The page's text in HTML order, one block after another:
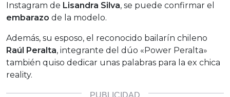
Instagram de Lisandra Silva, se puede confirmar el
embarazo de la modelo.
Además, su esposo, el reconocido bailarín chileno
Raúl Peralta, integrante del dúo «Power Peralta»
también quiso dedicar unas palabras para la ex chica
reality.